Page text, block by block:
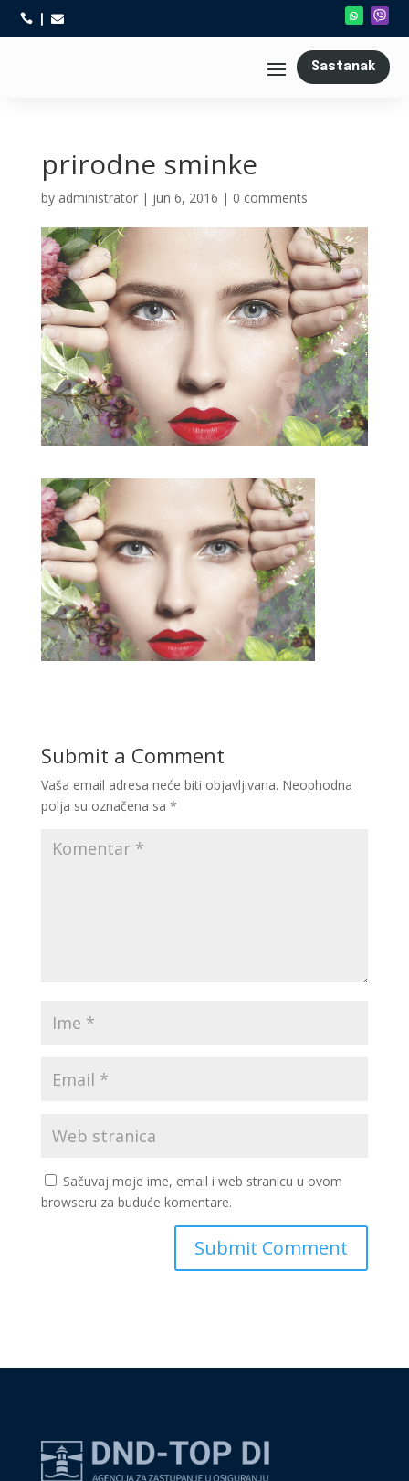
 
Sastanak
prirodne sminke
by administrator| jun 6, 2016 | 0 comments
Submit a Comment
Vaša email adresa neće biti objavljivana. Neophodna
polja su označena sa *
Sačuvaj moje ime, email i web stranicu u ovom
browseru za buduće komentare.